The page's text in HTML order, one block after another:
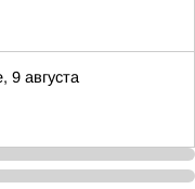
9 августа